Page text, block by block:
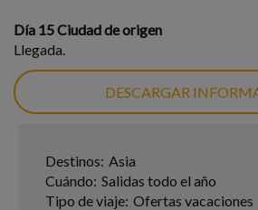
Día 15 Ciudad de origen
Llegada.
DESCARGAR
Destinos: Asia
Cuándo: Salidas todo el año
Tipo de viaje: Ofertas vacaciones